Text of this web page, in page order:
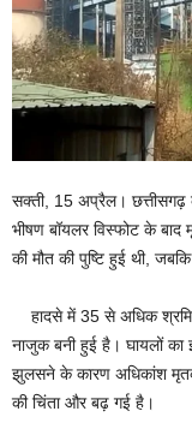
सक्ती, 15 अप्रैल। छत्तीसगढ़
भीषण बॉयलर विस्फोट के
की मौत की पुष्टि हुई थी,
हादसे में 35 से अधिक
नाजुक बनी हुई है। घायलों का
झुलसने के कारण अधिकांश
की चिंता और बढ़ गई है।